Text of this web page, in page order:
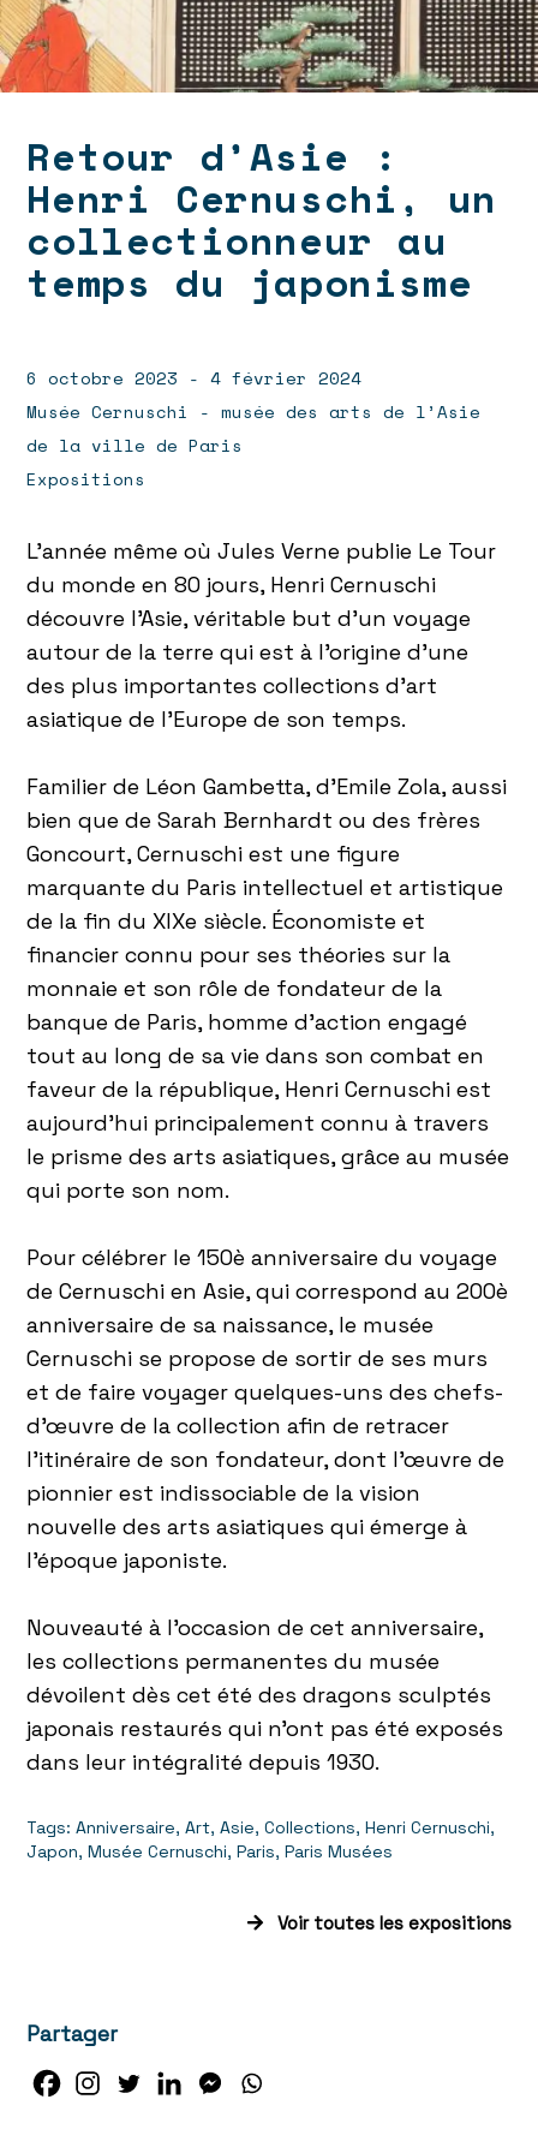
Retour d’Asie :
Henri Cernuschi, un
collectionneur au
temps du japonisme
6 octobre 2023 - 4 février 2024
Musée Cernuschi - musée des arts de l’Asie
de la ville de Paris
Expositions
L’année même où Jules Verne publie Le Tour
du monde en 80 jours, Henri Cernuschi
découvre l’Asie, véritable but d’un voyage
autour de la terre qui est à l’origine d’une
des plus importantes collections d’art
asiatique de l’Europe de son temps.
Familier de Léon Gambetta, d’Emile Zola, aussi
bien que de Sarah Bernhardt ou des frères
Goncourt, Cernuschi est une figure
marquante du Paris intellectuel et artistique
de la fin du XIXe siècle. Économiste et
financier connu pour ses théories sur la
monnaie et son rôle de fondateur de la
banque de Paris, homme d’action engagé
tout au long de sa vie dans son combat en
faveur de la république, Henri Cernuschi est
aujourd’hui principalement connu à travers
le prisme des arts asiatiques, grâce au musée
qui porte son nom.
Pour célébrer le 150è anniversaire du voyage
de Cernuschi en Asie, qui correspond au 200è
anniversaire de sa naissance, le musée
Cernuschi se propose de sortir de ses murs
et de faire voyager quelques-uns des chefs-
d’œuvre de la collection afin de retracer
l’itinéraire de son fondateur, dont l’œuvre de
pionnier est indissociable de la vision
nouvelle des arts asiatiques qui émerge à
l’époque japoniste.
Nouveauté à l’occasion de cet anniversaire,
les collections permanentes du musée
dévoilent dès cet été des dragons sculptés
japonais restaurés qui n’ont pas été exposés
dans leur intégralité depuis 1930.
Tags:Anniversaire, Art, Asie, Collections, Henri Cernuschi,
Japon, Musée Cernuschi, Paris, Paris Musées
Voir toutes les expositions
Partager